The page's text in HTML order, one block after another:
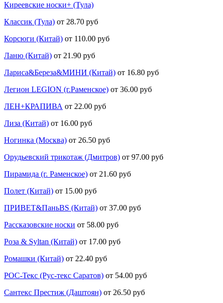
Киреевские носки+ (Тула)
Классик (Тула) от 28.70 руб
Корсюги (Китай) от 110.00 руб
Ланю (Китай) от 21.90 руб
Лариса&Береза&МИНИ (Китай) от 16.80 руб
Легион LEGION (г.Раменское) от 36.00 руб
ЛЕН+КРАПИВА от 22.00 руб
Лиза (Китай) от 16.00 руб
Ногинка (Москва) от 26.50 руб
Орудьевский трикотаж (Дмитров) от 97.00 руб
Пирамида (г. Раменское) от 21.60 руб
Полет (Китай) от 15.00 руб
ПРИВЕТ&ПаньBS (Китай) от 37.00 руб
Рассказовские носки от 58.00 руб
Роза & Syltan (Китай) от 17.00 руб
Ромашки (Китай) от 22.40 руб
РОС-Текс (Рус-текс Саратов) от 54.00 руб
Сантекс Престиж (Даштоян) от 26.50 руб